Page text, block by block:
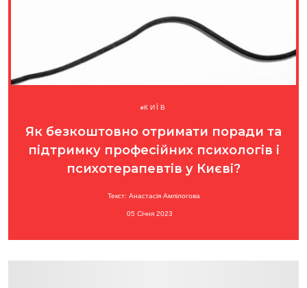
КИЇВ
Як безкоштовно отримати поради та
підтримку професійних психологів і
психотерапевтів у Києві?
Текст: Анастасія Ампілогова
05 Січня 2023